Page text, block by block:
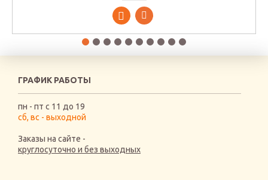
ГРАФИК РАБОТЫ
пн - пт с 11 до 19
сб, вс - выходной
Заказы на сайте -
круглосуточно и без выходных